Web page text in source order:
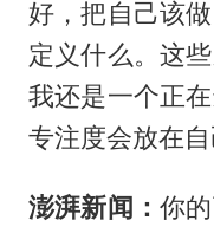
好，把自己该
定义什么。这
我还是一个正
专注度会放在自
澎湃新闻：你